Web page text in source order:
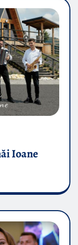
Ioane